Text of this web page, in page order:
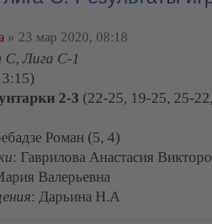
» 23 мар 2020, 08:18
С, Лига С-1
2-3 (22-25, 19-25, 25-
Роман (5, 4)
: Гаврилова Анастасия
Валерьевна
: Дарьина Н.А